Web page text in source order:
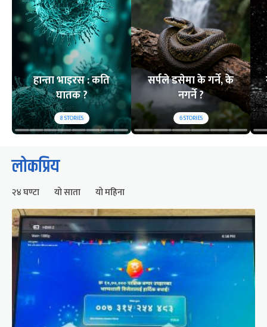
हान्ता भाइरस : कति
घातक ?
8STORIES
सर्पले डसेमा के गर्ने, के
नगर्ने ?
6STORIES
लोकप्रिय
२४ घण्टा यो साता यो महिना